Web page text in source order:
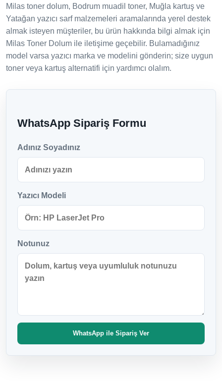
Milas toner dolum, Bodrum muadil toner, Muğla kartuş ve
Yatağan yazıcı sarf malzemeleri aramalarında yerel destek
almak isteyen müşteriler, bu ürün hakkında bilgi almak için
Milas Toner Dolum ile iletişime geçebilir. Bulamadığınız
model varsa yazıcı marka ve modelini gönderin; size uygun
toner veya kartuş alternatifi için yardımcı olalım.
WhatsApp Sipariş Formu
Adınız Soyadınız
Yazıcı Modeli
Notunuz
WhatsApp ile Sipariş Ver